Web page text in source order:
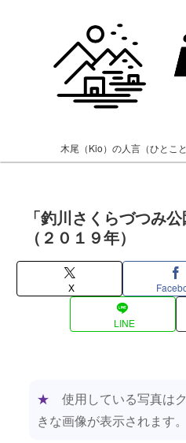
木尾（Kio）の人言（ひとこ
「釣川さくらづつみ
（２０１９年）
X
LINE
★
使用している写真は
きな画像が表示されます。